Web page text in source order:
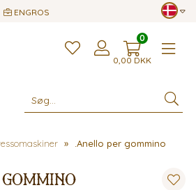
ENGROS
0,00 DKK
0
.Anello per gommino